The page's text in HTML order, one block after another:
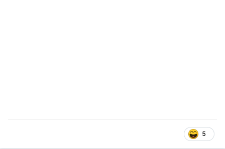
5